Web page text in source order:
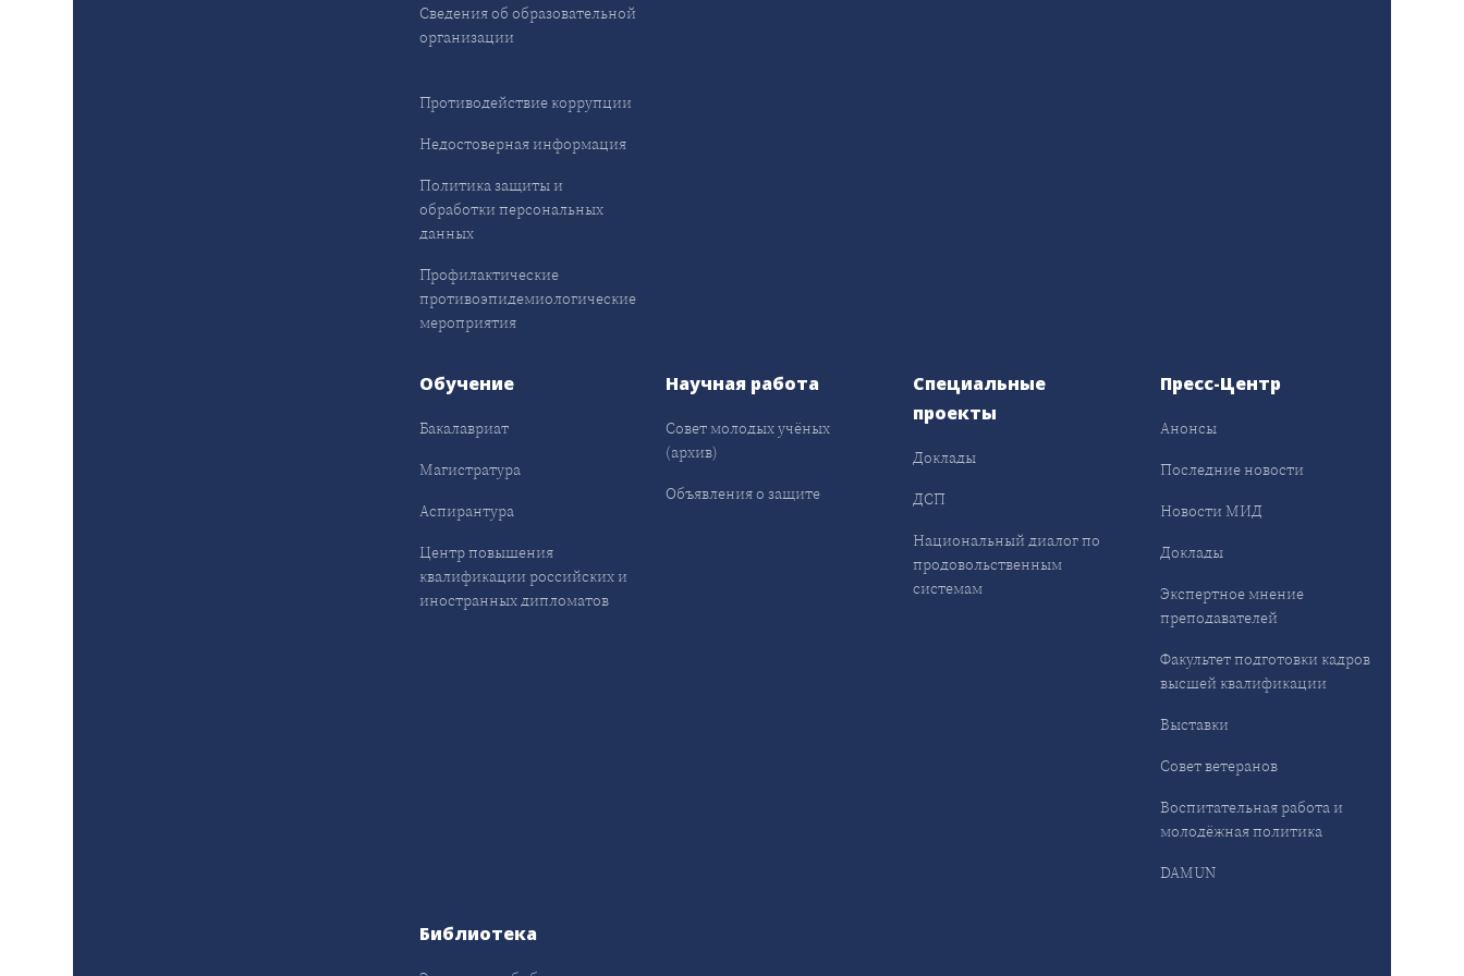
Сведения об образовательной
организации
Противодействие коррупции
Недостоверная информация
Политика защиты и
обработки персональных
данных
Профилактические
противоэпидемиологические
мероприятия
Обучение
Бакалавриат
Магистратура
Аспирантура
Центр повышения
квалификации российских и
иностранных дипломатов
Научная работа
Совет молодых учёных
(архив)
Объявления о защите
Специальные
проекты
Доклады
ДСП
Национальный диалог по
продовольственным
системам
Пресс-Центр
Анонсы
Последние новости
Новости МИД
Доклады
Экспертное мнение
преподавателей
Факультет подготовки кадров
высшей квалификации
Выставки
Совет ветеранов
Воспитательная работа и
молодёжная политика
DAMUN
Библиотека